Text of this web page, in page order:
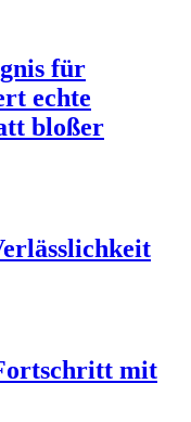
für
echte
bloßer
mit